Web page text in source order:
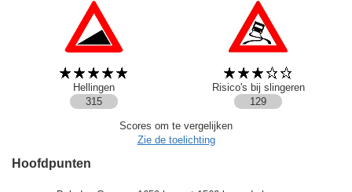
Hellingen
Risico's bij slingeren
315
129
Scores om te vergelijken
Zie de toelichting
Hoofdpunten